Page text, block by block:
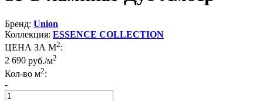
Бренд: Union
Коллекция: ESSENCE COLLECTION
ЦЕНА ЗА М2:
2 690 руб./м2
Кол-во м2:
-